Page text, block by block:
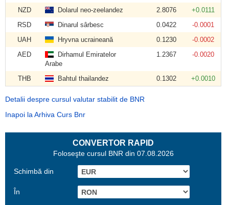
NZD
Dolarul neo-zeelandez 2.8076
+0.0111
RSD
Dinarul sârbesc 0.0422
-0.0001
UAH
Hryvna ucraineană 0.1230
-0.0002
AED
Dirhamul Emiratelor
Arabe
1.2367 -0.0020
THB Bahtul thailandez 0.1302 +0.0010
Detalii despre cursul valutar stabilit de BNR
Inapoi la Arhiva Curs Bnr
CONVERTOR RAPID
Foloseşte cursul BNR din 07.08.2026
Schimbă din
În